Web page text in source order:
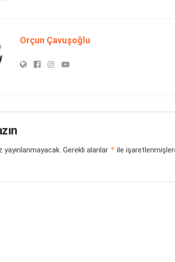
Orçun Çavuşoğlu
Gerekli alanlar * ile